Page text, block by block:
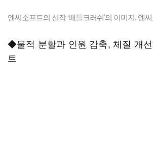
엔씨소프트의 신작 ‘배틀크러쉬’의 이미지. 엔
◆물적 분할과 인원 감축, 체질 개
트